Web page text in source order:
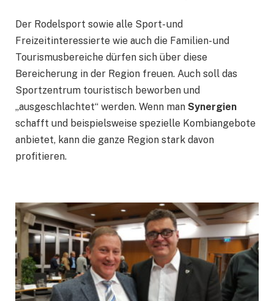
Der Rodelsport sowie alle Sport- und
Freizeitinteressierte wie auch die Familien- und
Tourismusbereiche dürfen sich über diese
Bereicherung in der Region freuen. Auch soll das
Sportzentrum touristisch beworben und
„ausgeschlachtet“ werden. Wenn man Synergien
schafft und beispielsweise spezielle Kombiangebote
anbietet, kann die ganze Region stark davon
profitieren.